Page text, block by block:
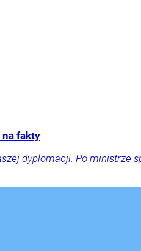
na fakty
dyplomacji. Po ministrze